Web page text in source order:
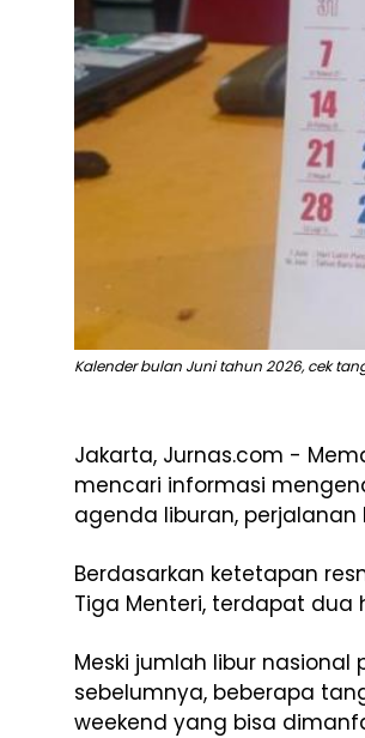
Kalender bulan Juni tahun 2026, cek
Jakarta, Jurnas.com -
mencari informasi
agenda liburan,
Berdasarkan ketetapan
Tiga Menteri, terdapat dua
Meski jumlah libur
sebelumnya, beberapa
weekend yang bisa